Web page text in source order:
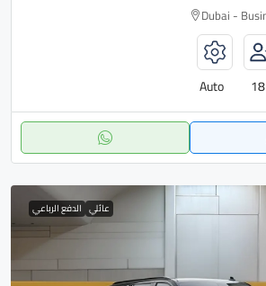
Dubai -
18
Auto
عائلي الدفع الرباعي